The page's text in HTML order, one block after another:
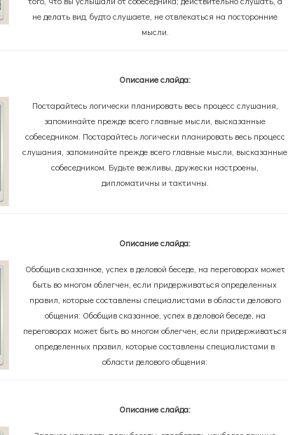
не делать вид, будто слушаете, не отвлекаться на посторонние
мысли.
Описание слайда:
Постарайтесь логически планировать весь процесс слушания,
запоминайте прежде всего главные мысли, высказанные
собеседником. Постарайтесь логически планировать весь процесс
слушания, запоминайте прежде всего главные мысли, высказанные
собеседником. Будьте вежливы, дружески настроены,
дипломатичны и тактичны.
Описание слайда:
Обобщив сказанное, успех в деловой беседе, на переговорах может
быть во многом облегчен, если придерживаться определенных
правил, которые составлены специалистами в области делового
общения: Обобщив сказанное, успех в деловой беседе, на
переговорах может быть во многом облегчен, если придерживаться
определенных правил, которые составлены специалистами в
области делового общения:
Описание слайда: